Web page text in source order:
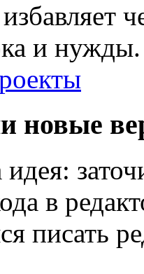
и нужды.
новые
в
писать